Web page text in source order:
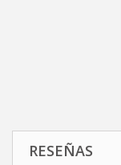
RESEÑAS